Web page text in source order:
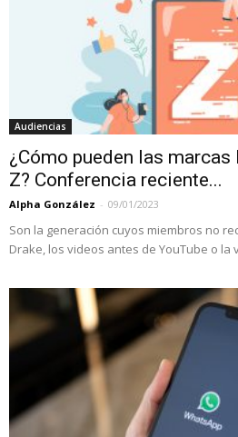
Audiencias
¿Cómo pueden las marcas
Z? Conferencia reciente...
Alpha González - 09/01/2023
Son la generación cuyos miembros no
Drake, los videos antes de YouTube o la